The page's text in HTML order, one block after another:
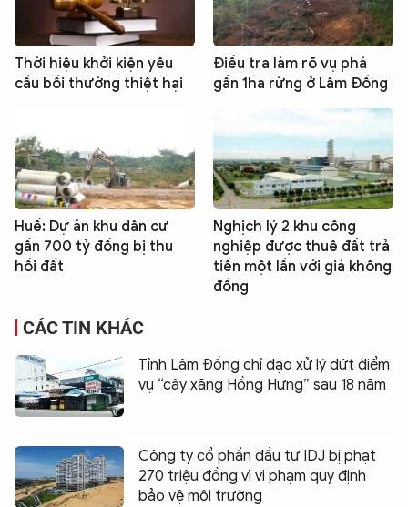
Thời hiệu khởi kiện yêu
cầu bồi thường thiệt hại
Điều tra làm rõ vụ phá
gần 1ha rừng ở Lâm Đồng
Huế: Dự án khu dân cư
gần 700 tỷ đồng bị thu
hồi đất
Nghịch lý 2 khu công
nghiệp được thuê đất trả
tiền một lần với giá không
đồng
CÁC TIN KHÁC
Tỉnh Lâm Đồng chỉ đạo xử lý dứt điểm
vụ “cây xăng Hồng Hưng” sau 18 năm
Công ty cổ phần đầu tư IDJ bị phạt
270 triệu đồng vì vi phạm quy định
bảo vệ môi trường